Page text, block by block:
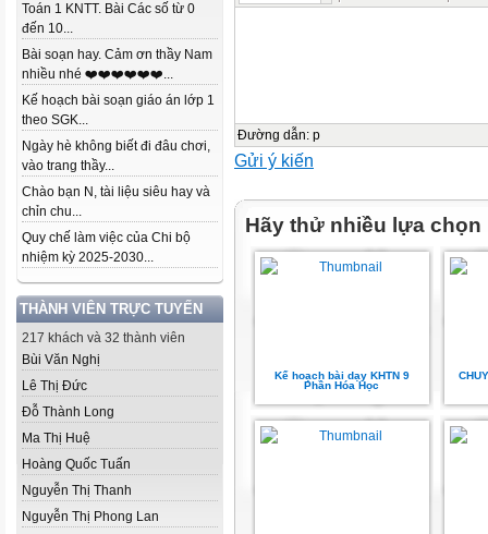
Toán 1 KNTT. Bài Các số từ 0
đến 10...
Bài soạn hay. Cảm ơn thầy Nam
nhiều nhé ❤️❤️❤️❤️❤️❤️...
Kế hoạch bài soạn giáo án lớp 1
theo SGK...
Ngày hè không biết đi đâu chơi,
vào trang thầy...
Chào bạn N, tài liệu siêu hay và
chỉn chu...
Quy chế làm việc của Chi bộ
nhiệm kỳ 2025-2030...
THÀNH VIÊN TRỰC TUYẾN
217 khách và 32 thành viên
Bùi Văn Nghị
Lê Thị Đức
Đỗ Thành Long
Ma Thị Huệ
Hoàng Quốc Tuấn
Nguyễn Thị Thanh
Nguyễn Thị Phong Lan
Đường dẫn: p
Gửi ý kiến
Hãy thử nhiều lựa chọn
Kế hoạch bài dạy KHTN 9
Phần Hóa Học